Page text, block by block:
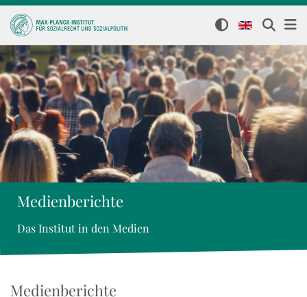
Medienberichte
Das Institut in den Medien
Medienberichte